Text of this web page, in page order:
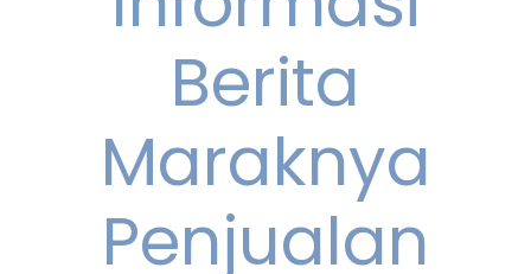
Berita
Maraknya
Penjualan